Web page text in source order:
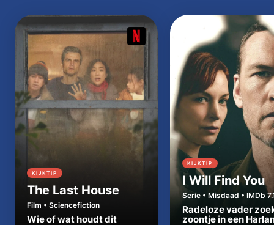
KIJKTIP
The Last House
Film • Sciencefiction
Wie of wat houdt dit
KIJKTIP
I Will Find You
Serie • Misdaad • IMDb
Radeloze vader
zoontje in een